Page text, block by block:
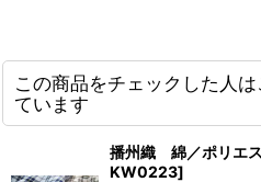
この商品をチェックした人
ています
播州織 綿／ポリエ
KW0223]